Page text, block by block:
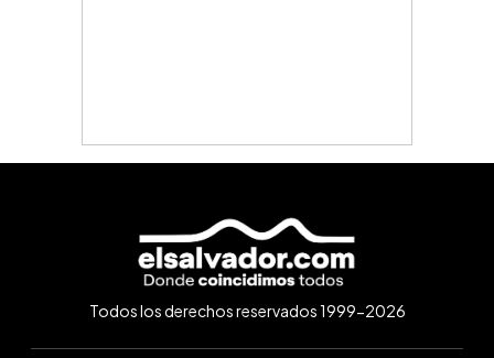
Todos los derechos reservados 1999-2026